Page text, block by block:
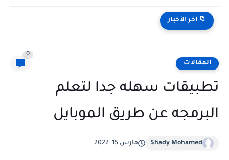
📁 آخر الأخبار
المقالات
0
تطبيقات سهله جدا لتعلم
البرمجه عن طريق الموبايل
Shady Mohamed مارس 15, 2022